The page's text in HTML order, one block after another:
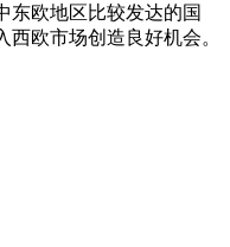
东欧地区比较发达的国
欧市场创造良好机会。